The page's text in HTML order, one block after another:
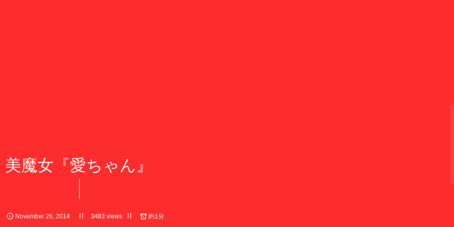
美魔女『愛ちゃん』
November 26, 2014 3483 views 約1分